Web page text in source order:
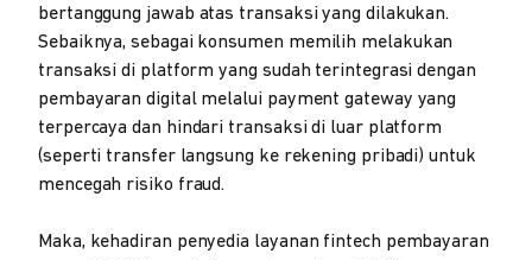
bertanggung jawab atas transaksi yang dilakukan.
Sebaiknya, sebagai konsumen memilih melakukan
transaksi di platform yang sudah terintegrasi dengan
pembayaran digital melalui payment gateway yang
terpercaya dan hindari transaksi di luar platform
(seperti transfer langsung ke rekening pribadi) untuk
mencegah risiko fraud.
Maka, kehadiran penyedia layanan fintech pembayaran